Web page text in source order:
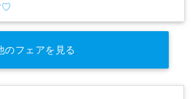
♡
のフェアを見る